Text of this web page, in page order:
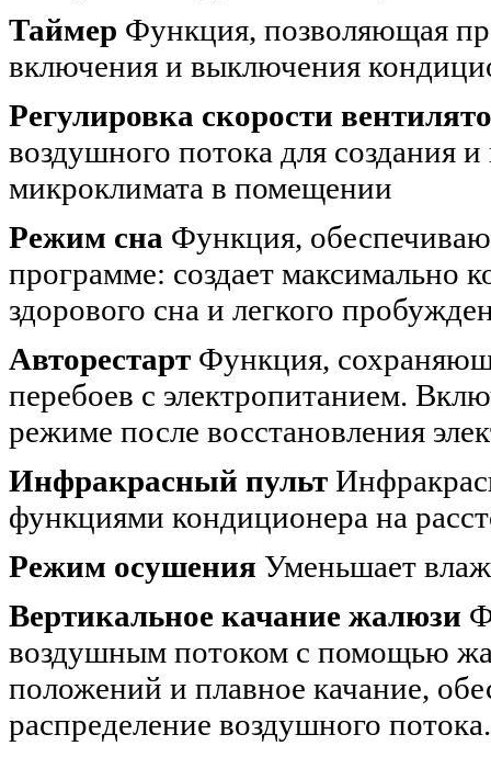
Таймер Функция, позволяющая
включения и выключения
Регулировка скорости
воздушного потока для создания
микроклимата в помещении
Режим сна Функция,
программе: создает максимально
здорового сна и легкого
Авторестарт Функция,
перебоев с электропитанием.
режиме после восстановления
Инфракрасный пульт
функциями кондиционера на
Режим осушения Уменьшает
Вертикальное качание жалюзи
воздушным потоком с помощью
положений и плавное качание,
распределение воздушного потока.